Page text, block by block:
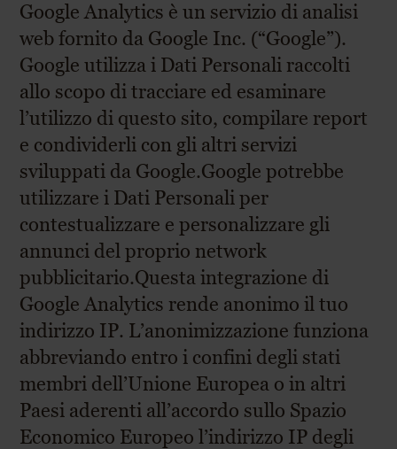
Google Analytics è un servizio di analisi
web fornito da Google Inc. (“Google”).
Google utilizza i Dati Personali raccolti
allo scopo di tracciare ed esaminare
l’utilizzo di questo sito, compilare report
e condividerli con gli altri servizi
sviluppati da Google.Google potrebbe
utilizzare i Dati Personali per
contestualizzare e personalizzare gli
annunci del proprio network
pubblicitario.Questa integrazione di
Google Analytics rende anonimo il tuo
indirizzo IP. L’anonimizzazione funziona
abbreviando entro i confini degli stati
membri dell’Unione Europea o in altri
Paesi aderenti all’accordo sullo Spazio
Economico Europeo l’indirizzo IP degli